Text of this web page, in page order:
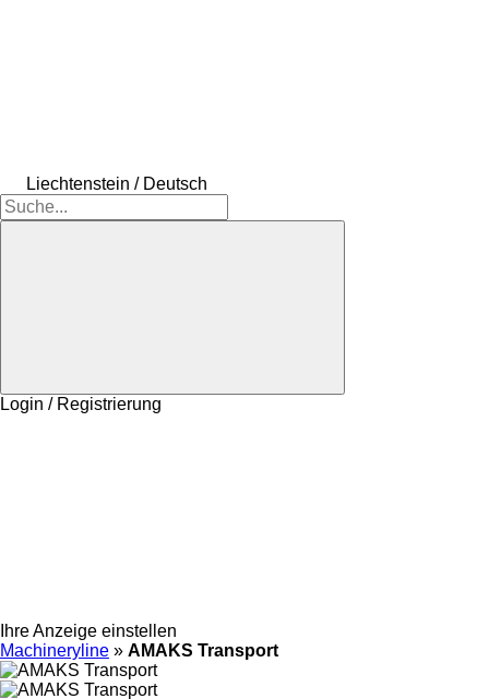
Liechtenstein / Deutsch
Login / Registrierung
Ihre Anzeige einstellen
Machineryline » AMAKS Transport